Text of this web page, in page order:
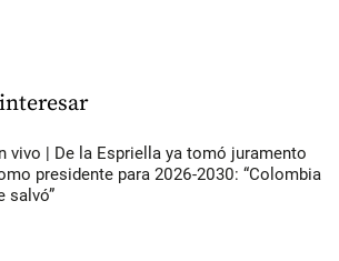
vivo | De la Espriella ya tomó juramento
presidente para 2026-2030: “Colombia
salvó”